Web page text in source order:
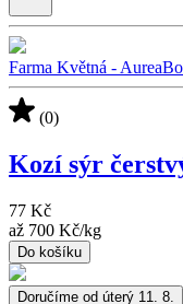
Farma Květná -
(0)
Kozí sýr
77 Kč
až 700 Kč/kg
Do košíku
Doručíme od úterý 11. 8.